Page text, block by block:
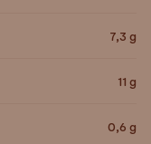
7,3 g
11 g
0,6 g